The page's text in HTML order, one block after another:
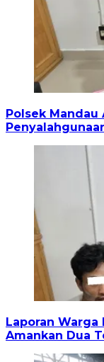
Polsek
Laporan
Amankan Dua